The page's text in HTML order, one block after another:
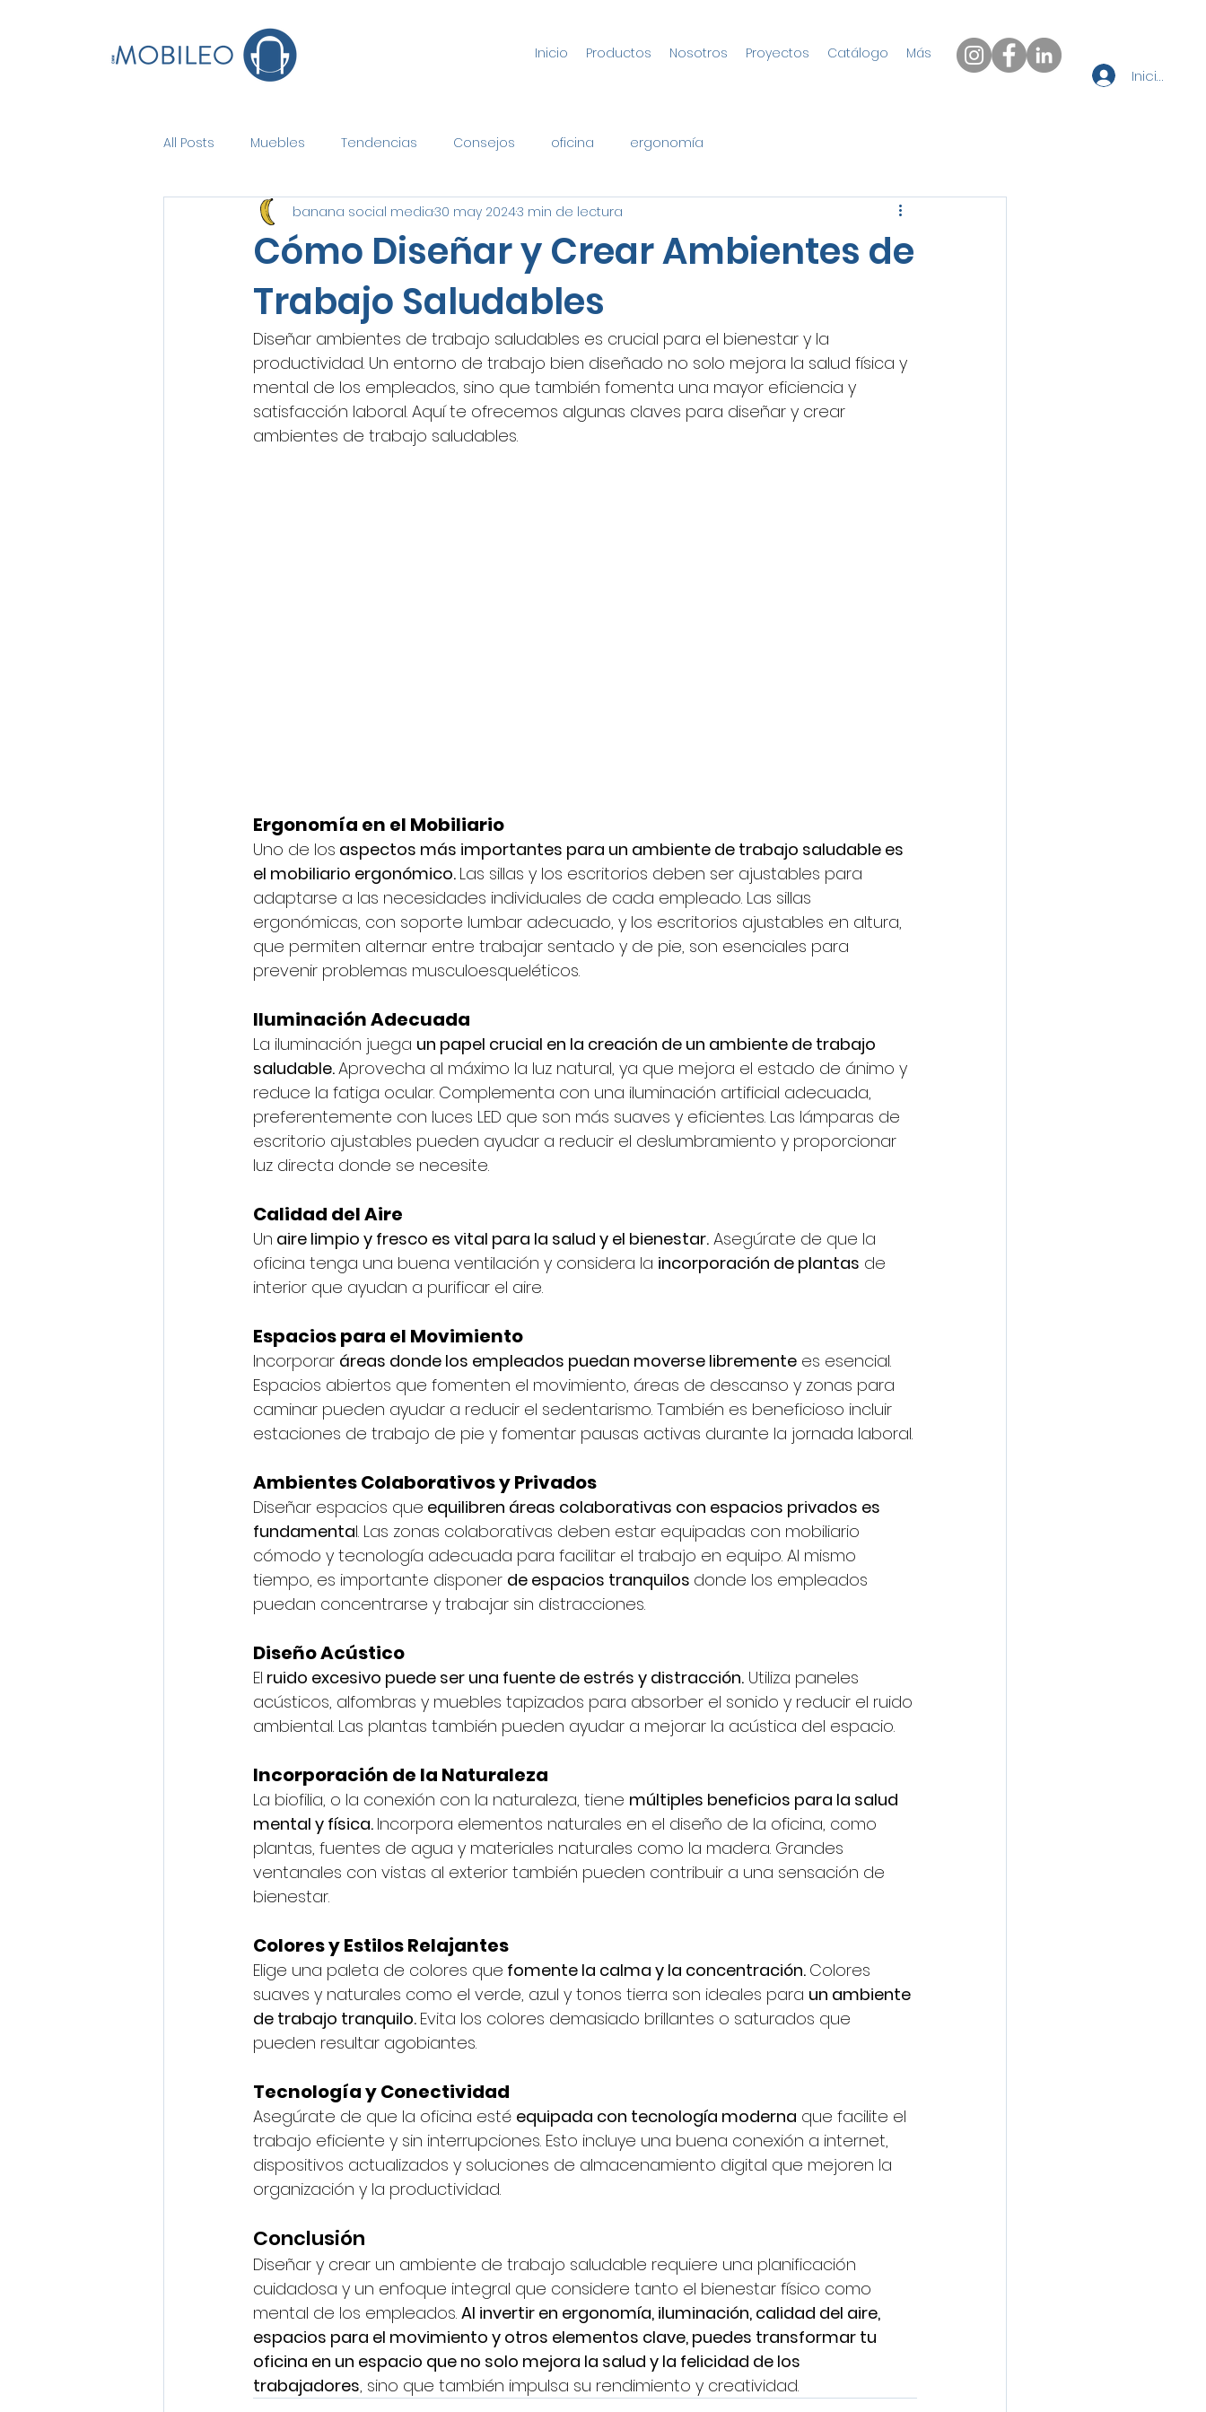
Inicio Productos Nosotros Proyectos Catálogo Más
Iniciar
All Posts Muebles Tendencias Consejos oficina ergonomía
Cómo Diseñar y Crear Ambientes de
Trabajo Saludables
banana social media30 may 20243 min de lectura
Diseñar ambientes de trabajo saludables es crucial para el bienestar y la
productividad. Un entorno de trabajo bien diseñado no solo mejora la salud física y
mental de los empleados, sino que también fomenta una mayor eficiencia y
satisfacción laboral. Aquí te ofrecemos algunas claves para diseñar y crear
ambientes de trabajo saludables.
Ergonomía en el Mobiliario
Uno de los aspectos más importantes para un ambiente de trabajo saludable es
el mobiliario ergonómico. Las sillas y los escritorios deben ser ajustables para
adaptarse a las necesidades individuales de cada empleado. Las sillas
ergonómicas, con soporte lumbar adecuado, y los escritorios ajustables en altura,
que permiten alternar entre trabajar sentado y de pie, son esenciales para
prevenir problemas musculoesqueléticos.
Iluminación Adecuada
La iluminación juega un papel crucial en la creación de un ambiente de trabajo
saludable. Aprovecha al máximo la luz natural, ya que mejora el estado de ánimo y
reduce la fatiga ocular. Complementa con una iluminación artificial adecuada,
preferentemente con luces LED que son más suaves y eficientes. Las lámparas de
escritorio ajustables pueden ayudar a reducir el deslumbramiento y proporcionar
luz directa donde se necesite.
Calidad del Aire
Un aire limpio y fresco es vital para la salud y el bienestar. Asegúrate de que la
oficina tenga una buena ventilación y considera la incorporación de plantas de
interior que ayudan a purificar el aire.
Espacios para el Movimiento
Incorporar áreas donde los empleados puedan moverse libremente es esencial.
Espacios abiertos que fomenten el movimiento, áreas de descanso y zonas para
caminar pueden ayudar a reducir el sedentarismo. También es beneficioso incluir
estaciones de trabajo de pie y fomentar pausas activas durante la jornada laboral.
Ambientes Colaborativos y Privados
Diseñar espacios que equilibren áreas colaborativas con espacios privados es
fundamental. Las zonas colaborativas deben estar equipadas con mobiliario
cómodo y tecnología adecuada para facilitar el trabajo en equipo. Al mismo
tiempo, es importante disponer de espacios tranquilos donde los empleados
puedan concentrarse y trabajar sin distracciones.
Diseño Acústico
El ruido excesivo puede ser una fuente de estrés y distracción. Utiliza paneles
acústicos, alfombras y muebles tapizados para absorber el sonido y reducir el ruido
ambiental. Las plantas también pueden ayudar a mejorar la acústica del espacio.
Incorporación de la Naturaleza
La biofilia, o la conexión con la naturaleza, tiene múltiples beneficios para la salud
mental y física. Incorpora elementos naturales en el diseño de la oficina, como
plantas, fuentes de agua y materiales naturales como la madera. Grandes
ventanales con vistas al exterior también pueden contribuir a una sensación de
bienestar.
Colores y Estilos Relajantes
Elige una paleta de colores que fomente la calma y la concentración. Colores
suaves y naturales como el verde, azul y tonos tierra son ideales para un ambiente
de trabajo tranquilo. Evita los colores demasiado brillantes o saturados que
pueden resultar agobiantes.
Tecnología y Conectividad
Asegúrate de que la oficina esté equipada con tecnología moderna que facilite el
trabajo eficiente y sin interrupciones. Esto incluye una buena conexión a internet,
dispositivos actualizados y soluciones de almacenamiento digital que mejoren la
organización y la productividad.
Conclusión
Diseñar y crear un ambiente de trabajo saludable requiere una planificación
cuidadosa y un enfoque integral que considere tanto el bienestar físico como
mental de los empleados. Al invertir en ergonomía, iluminación, calidad del aire,
espacios para el movimiento y otros elementos clave, puedes transformar tu
oficina en un espacio que no solo mejora la salud y la felicidad de los
trabajadores, sino que también impulsa su rendimiento y creatividad.